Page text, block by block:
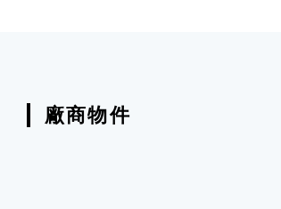
廠商物件